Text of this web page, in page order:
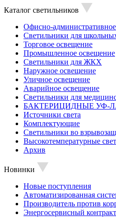
Каталог светильников
Офисно-
Светильники для
Торговое освещение
Промышленное освещение
Светильники для ЖКХ
Наружное освещение
Уличное освещение
Аварийное освещение
Светильники для
БАКТЕРИЦИДНЫЕ УФ-
Источники света
Комплектующие
Светильники во
Высокотемпературные
Архив
Новинки
Новые поступления
Автоматизированная
Производитель против
Энергосервисный контракт